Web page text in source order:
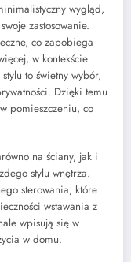
wygląd,
zastosowanie.
co zapobiega
w kontekście
to świetny wybór,
Dzięki temu
pomieszczeniu, co
na ściany, jak i
stylu wnętrza.
sterowania, które
wstawania z
wpisują się w
w domu.